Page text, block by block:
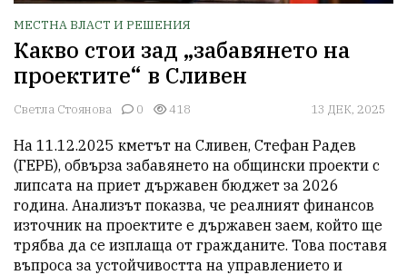
МЕСТНА ВЛАСТ И РЕШЕНИЯ
Какво стои зад „забавянето на
проектите“ в Сливен
Светла Стоянова 0 418 13 ДЕК, 2025
На 11.12.2025 кметът на Сливен, Стефан Радев
(ГЕРБ), обвърза забавянето на общински проекти с
липсата на приет държавен бюджет за 2026
година. Анализът показва, че реалният финансов
източник на проектите е държавен заем, който ще
трябва да се изплаща от гражданите. Това поставя
въпроса за устойчивостта на управлението и